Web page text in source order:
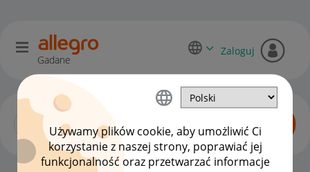
Używamy plików cookie, aby umożliwić Ci
korzystanie z naszej strony, poprawiać jej
funkcjonalność oraz przetwarzać informacje
Gadane
Zaloguj